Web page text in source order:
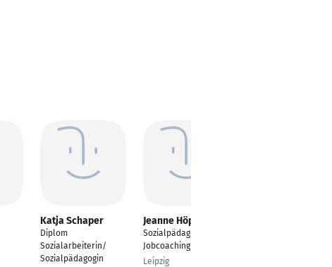
Katja Schaper
Diplom
Sozialarbeiterin/
Sozialpädagogin
Jeanne Höppner
Sozialpädagogin im
Jobcoaching
Leipzig